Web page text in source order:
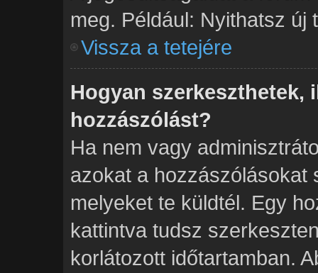
meg. Például: Nyithatsz
Vissza a tetejére
Hogyan szerkeszthetek,
hozzászólást?
Ha nem vagy
azokat a hozzászólásokat
melyeket te küldtél. Egy
kattintva tudsz
korlátozott időtartamban.